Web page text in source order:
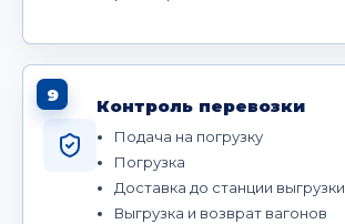
9
Контроль перевозки
Подача на погрузку
Погрузка
Доставка до станции выгрузки
Выгрузка и возврат вагонов